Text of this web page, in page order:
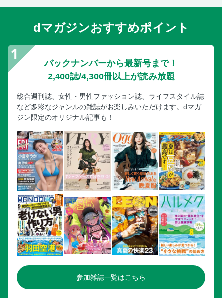
dマガジンおすすめポイント
バックナンバーから最新号まで！
2,400誌/4,300冊以上が読み放題
総合週刊誌、女性・男性ファッション誌、ライフスタイル誌
など多彩なジャンルの雑誌がお楽しみいただけます。dマガ
ジン限定のオリジナル記事も！
参加雑誌一覧はこちら